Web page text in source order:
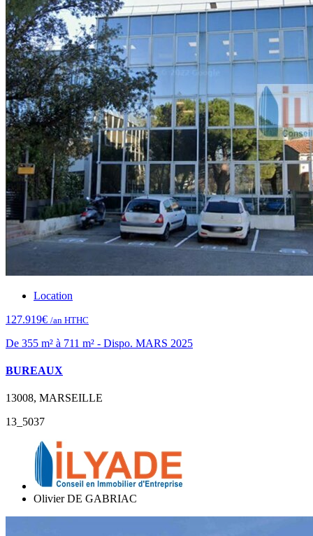
Location
127.919€ /an HTHC
De 355 m² à 711 m² - Dispo. MARS 2025
BUREAUX
13008, MARSEILLE
13_5037
Olivier DE GABRIAC